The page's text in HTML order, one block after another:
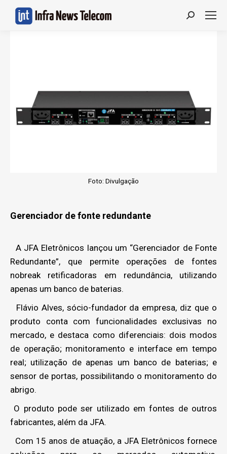
Search:
Foto: Divulgação
Gerenciador de fonte redundante
A JFA Eletrônicos lançou um “Gerenciador de Fonte
Redundante”, que permite operações de fontes
nobreak retificadoras em redundância, utilizando
apenas um banco de baterias.
Flávio Alves, sócio-fundador da empresa, diz que o
produto conta com funcionalidades exclusivas no
mercado, e destaca como diferenciais: dois modos
de operação; monitoramento e interface em tempo
real; utilização de apenas um banco de baterias; e
sensor de portas, possibilitando o monitoramento do
abrigo.
O produto pode ser utilizado em fontes de outros
fabricantes, além da JFA.
Com 15 anos de atuação, a JFA Eletrônicos fornece